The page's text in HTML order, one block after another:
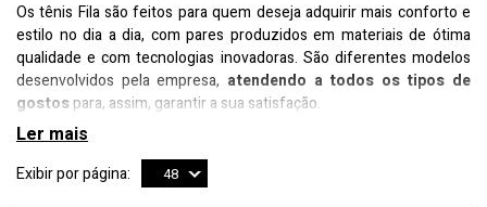
Os tênis Fila são feitos para quem deseja adquirir mais conforto e
estilo no dia a dia, com pares produzidos em materiais de ótima
qualidade e com tecnologias inovadoras. São diferentes modelos
desenvolvidos pela empresa, atendendo a todos os tipos de
gostospara, assim, garantir a sua satisfação.
Exibir por página: 48